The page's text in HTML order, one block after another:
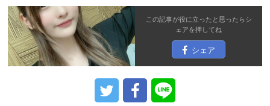
この記事が役に立ったと思ったら シ
ェアを押してね
シェア